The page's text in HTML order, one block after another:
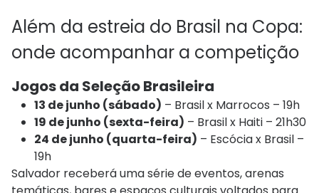
Além da estreia do Brasil na Copa:
onde acompanhar a competição
Jogos da Seleção Brasileira
13 de junho (sábado) – Brasil x Marrocos – 19h
19 de junho (sexta-feira) – Brasil x Haiti – 21h30
24 de junho (quarta-feira) – Escócia x Brasil –
19h
Salvador receberá uma série de eventos, arenas